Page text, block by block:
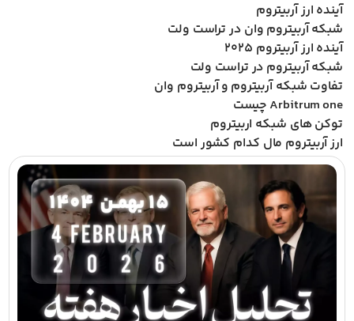
آینده ارز آربیتروم
شبکه آربیتروم وان در تراست ولت
آینده ارز آربیتروم ۲۰۲۵
شبکه آربیتروم در تراست ولت
تفاوت شبکه آربیتروم و آربیتروم وان
Arbitrum one چیست
توکن های شبکه اربیتروم
ارز آربیتروم مال کدام کشور است